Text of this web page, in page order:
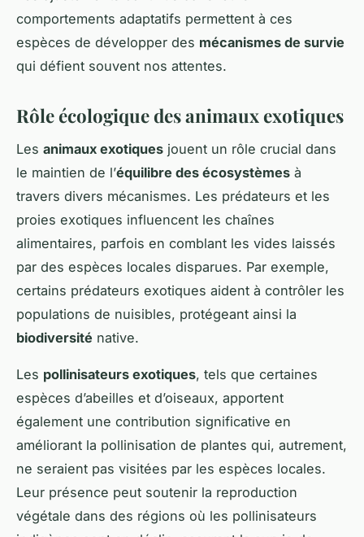
comportements adaptatifs permettent à ces
espèces de développer des mécanismes de survie
qui défient souvent nos attentes.
Rôle écologique des animaux exotiques
Les animaux exotiques jouent un rôle crucial dans
le maintien de l’équilibre des écosystèmes à
travers divers mécanismes. Les prédateurs et les
proies exotiques influencent les chaînes
alimentaires, parfois en comblant les vides laissés
par des espèces locales disparues. Par exemple,
certains prédateurs exotiques aident à contrôler les
populations de nuisibles, protégeant ainsi la
biodiversité native.
Les pollinisateurs exotiques, tels que certaines
espèces d’abeilles et d’oiseaux, apportent
également une contribution significative en
améliorant la pollinisation de plantes qui, autrement,
ne seraient pas visitées par les espèces locales.
Leur présence peut soutenir la reproduction
végétale dans des régions où les pollinisateurs